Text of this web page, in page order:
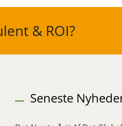
& ROI?
Seneste